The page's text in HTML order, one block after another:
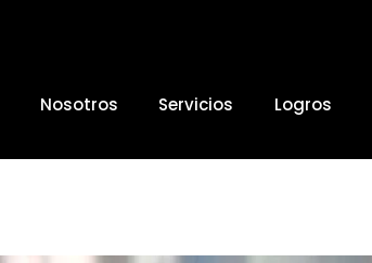
Nosotros Servicios Logros